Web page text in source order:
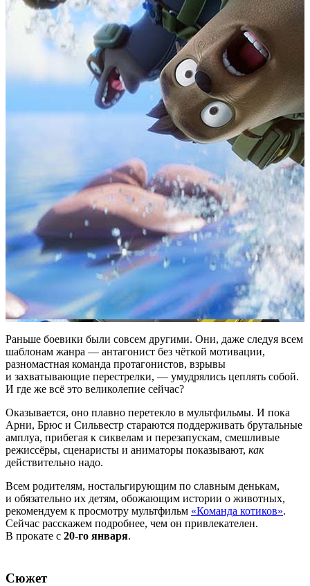
Раньше боевики были совсем другими. Они, даже следуя всем
шаблонам жанра — антагонист без чёткой мотивации,
разномастная команда протагонистов, взрывы
и захватывающие перестрелки, — умудрялись цеплять собой.
И где же всё это великолепие сейчас?
Оказывается, оно плавно перетекло в мультфильмы. И пока
Арни, Брюс и Сильвестр стараются поддерживать брутальные
амплуа, прибегая к сиквелам и перезапускам, смешливые
режиссёры, сценаристы и аниматоры показывают, как
действительно надо.
Всем родителям, ностальгирующим по славным денькам,
и обязательно их детям, обожающим истории о животных,
рекомендуем к просмотру мультфильм «Команда котиков».
Сейчас расскажем подробнее, чем он привлекателен.
В прокате с 20-го января.
Сюжет